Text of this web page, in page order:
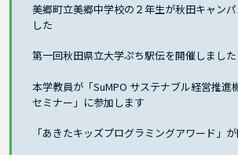
美郷町立美郷中学校の２年生が秋田キャン
した
第一回秋田県立大学ぷち駅伝を開催しました
本学教員が「SuMPO サステナブル経営推進
セミナー」に参加します
「あきたキッズプログラミングアワード」